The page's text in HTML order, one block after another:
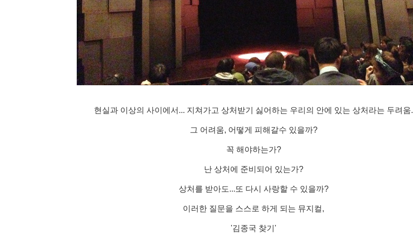
현실과 이상의 사이에서... 지쳐가고 상처받기 싫어하는 우리의 안에 있는 상처라는 두려움.
그 어려움, 어떻게 피해갈수 있을까?
꼭 해야하는가?
난 상처에 준비되어 있는가?
상처를 받아도...또 다시 사랑할 수 있을까?
이러한 질문을 스스로 하게 되는 뮤지컬,
'김종국 찾기'